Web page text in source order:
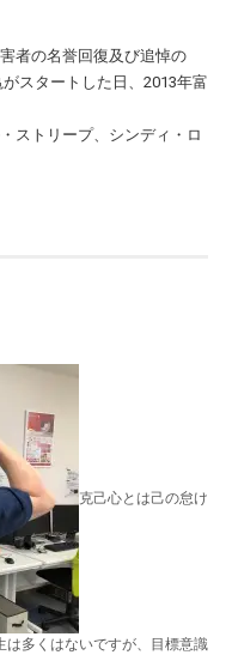
者の名誉回復及び追悼の
スタートした日、2013年富
トリープ、シンディ・ロ
克己心とは己の怠け
は多くはないですが、目標意識